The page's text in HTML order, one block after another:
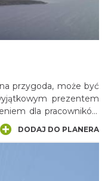
przygoda, może być
prezentem
dla pracowników
podczas spotkań
i bardzo
bez obaw mogą
108 lat!
DODAJ DO PLANERA